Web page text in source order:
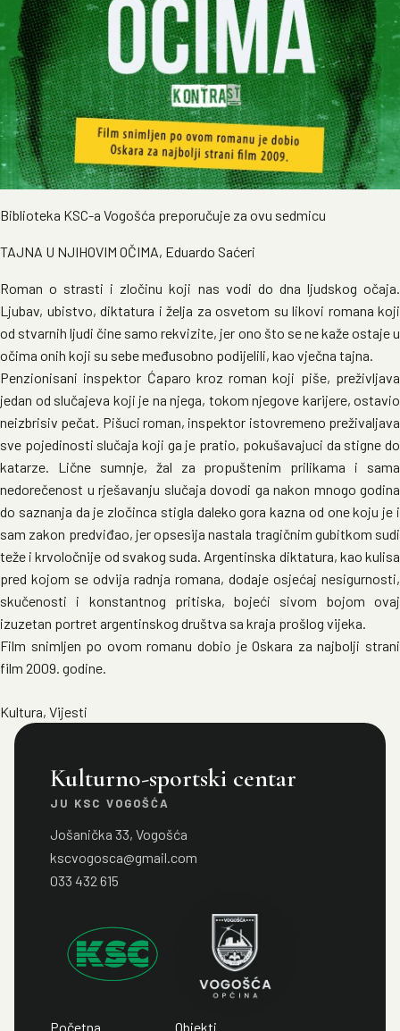
Biblioteka KSC-a Vogošća preporučuje za ovu sedmicu
TAJNA U NJIHOVIM OČIMA, Eduardo Saćeri
Roman o strasti i zločinu koji nas vodi do dna ljudskog očaja.
Ljubav, ubistvo, diktatura i želja za osvetom su likovi romana koji
od stvarnih ljudi čine samo rekvizite, jer ono što se ne kaže ostaje u
očima onih koji su sebe međusobno podijelili, kao vječna tajna.
Penzionisani inspektor Ćaparo kroz roman koji piše, preživljava
jedan od slučajeva koji je na njega, tokom njegove karijere, ostavio
neizbrisiv pečat. Pišuci roman, inspektor istovremeno preživaljava
sve pojedinosti slučaja koji ga je pratio, pokušavajuci da stigne do
katarze. Lične sumnje, žal za propuštenim prilikama i sama
nedorečenost u rješavanju slučaja dovodi ga nakon mnogo godina
do saznanja da je zločinca stigla daleko gora kazna od one koju je i
sam zakon predviđao, jer opsesija nastala tragičnim gubitkom sudi
teže i krvoločnije od svakog suda. Argentinska diktatura, kao kulisa
pred kojom se odvija radnja romana, dodaje osjećaj nesigurnosti,
skučenosti i konstantnog pritiska, bojeći sivom bojom ovaj
izuzetan portret argentinskog društva sa kraja prošlog vijeka.
Film snimljen po ovom romanu dobio je Oskara za najbolji strani
film 2009. godine.
Kultura, Vijesti
Kulturno-sportski centar
JU KSC VOGOŠĆA
Jošanička 33, Vogošća
kscvogosca@gmail.com
033 432 615
Početna Objekti